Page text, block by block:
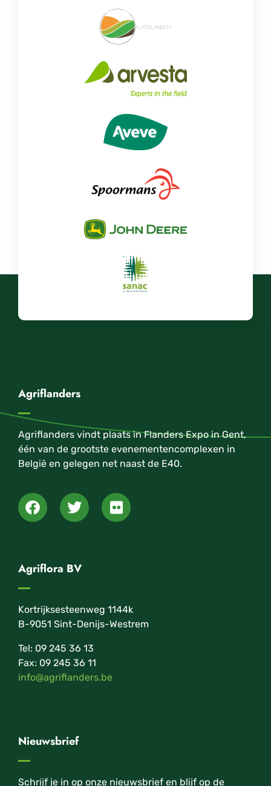
Agriflanders
Agriflanders vindt plaats in Flanders Expo in Gent,
één van de grootste evenementencomplexen in
België en gelegen net naast de E40.
Agriflora BV
Kortrijksesteenweg 1144k
B-9051 Sint-Denijs-Westrem
Tel: 09 245 36 13
Fax: 09 245 36 11
info@agriflanders.be
Nieuwsbrief
Schrijf je in op onze nieuwsbrief en blijf op de